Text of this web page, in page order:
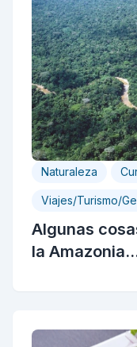
Naturaleza
Viajes/Turismo/
Algunas
la